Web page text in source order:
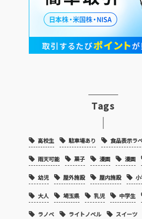
Tags
高校生 駐車場あり 食品表示ラ
雨天可能 菓子 漫画 漫画
幼児 屋外施設 屋内施設
大人 埼玉県 乳児 中学生
ラノベ ライトノベル スイーツ